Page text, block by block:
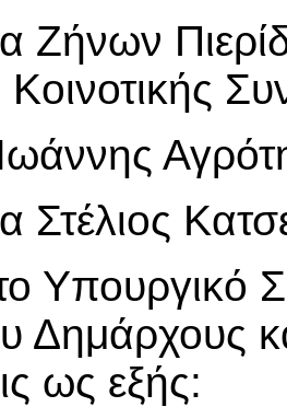
Ζήνων
Στέλιος
Υπουργικό
Δημάρχους
ως εξής: